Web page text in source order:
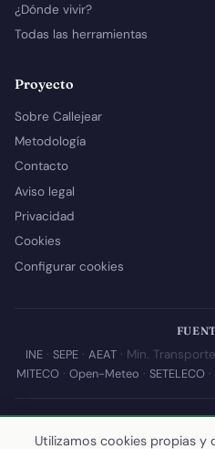
¿Dónde vivir?
Todas las herramientas
Proyecto
Sobre Callejear
Metodología
Contacto
Aviso legal
Privacidad
Cookies
Configurar cookies
INE· SEPE· AEAT· Min.
MITECO· Open-Meteo · SETELECO·
© 2026 Callejear.com — Directorio
abiertos. Desarrollado y
Utilizamos cookies propias y